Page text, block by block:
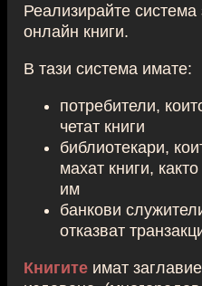
Реализирайте
онлайн книги.
В тази система имате:
потребители,
четат книги
библиотекари,
махат книги,
им
банкови
отказват
Книгите имат